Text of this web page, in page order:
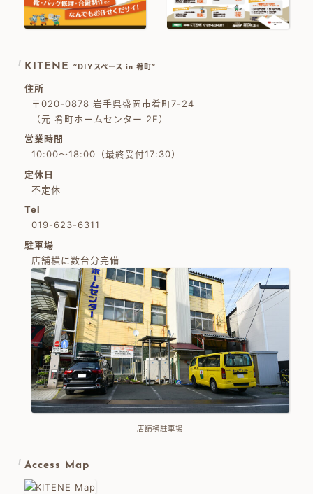
KITENE ~DIYスペース in 肴町~
住所
〒020-0878 岩手県盛岡市肴町7-24
（元 肴町ホームセンター 2F）
営業時間
10:00～18:00（最終受付17:30）
定休日
不定休
Tel
019-623-6311
駐車場
店舗横に数台分完備
店舗横駐車場
Access Map